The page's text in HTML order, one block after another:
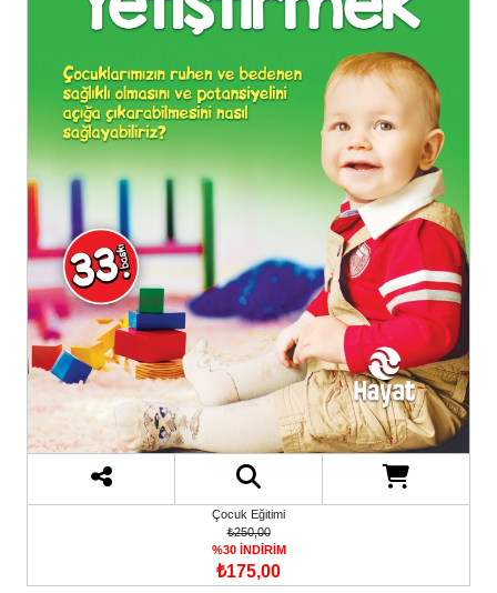
Çocuk Eğitimi
₺250,00
%30 İNDİRİM
₺175,00